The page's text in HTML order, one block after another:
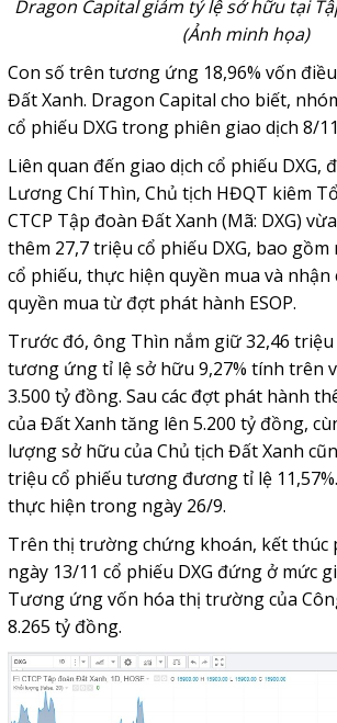
Dragon Capital giảm tỷ lệ sở hữu tại
(Ảnh minh họa)
Con số trên tương ứng 18,96% vốn
Đất Xanh. Dragon Capital cho biết,
cổ phiếu DXG trong phiên giao dịch 8/
Liên quan đến giao dịch cổ phiếu DXG,
Lương Chí Thìn, Chủ tịch HĐQT kiêm
CTCP Tập đoàn Đất Xanh (Mã: DXG)
thêm 27,7 triệu cổ phiếu DXG, bao
cổ phiếu, thực hiện quyền mua và
quyền mua từ đợt phát hành ESOP.
Trước đó, ông Thìn nắm giữ 32,46 triệu
tương ứng tỉ lệ sở hữu 9,27% tính trên
3.500 tỷ đồng. Sau các đợt phát hành
của Đất Xanh tăng lên 5.200 tỷ đồng,
lượng sở hữu của Chủ tịch Đất Xanh
triệu cổ phiếu tương đương tỉ lệ
thực hiện trong ngày 26/9.
Trên thị trường chứng khoán, kết thúc
ngày 13/11 cổ phiếu DXG đứng ở mức
Tương ứng vốn hóa thị trường của
8.265 tỷ đồng.